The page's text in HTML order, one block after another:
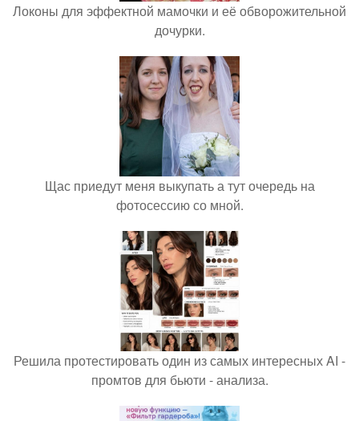
Локоны для эффектной мамочки и её обворожительной
дочурки.
Щас приедут меня выкупать а тут очередь на
фотосессию со мной.
Решила протестировать один из самых интересных AI -
промтов для бьюти - анализа.